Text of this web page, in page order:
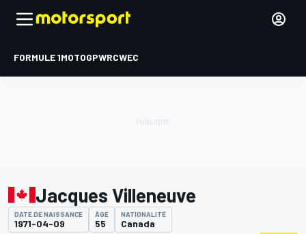
FORMULE 1MOTOGPWRCWEC
Jacques Villeneuve
DATE DE NAISSANCE
1971-04-09
ÂGE
55
NATIONALITÉ
Canada